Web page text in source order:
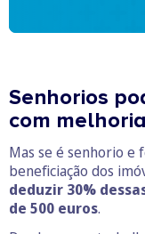
Senhorios
com
Mas se é senhorio e
beneficiação dos
deduzir 30%
de 500 euros.